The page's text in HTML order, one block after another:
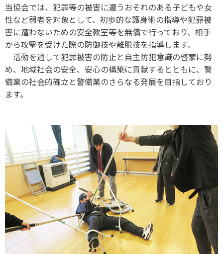
当協会では、犯罪等の被害に遭うおそれのある子どもや女
性など弱者を対象として、初歩的な護身術の指導や犯罪被
害に遭わないための安全教室等を無償で行っており、相手
から攻撃を受けた際の防御技や離脱技を指導します。
活動を通して犯罪被害の防止と自主防犯意識の啓蒙に努
め、地域社会の安全、安心の構築に貢献するとともに、警
備業の社会的確立と警備業のさらなる発展を目指しており
ます。